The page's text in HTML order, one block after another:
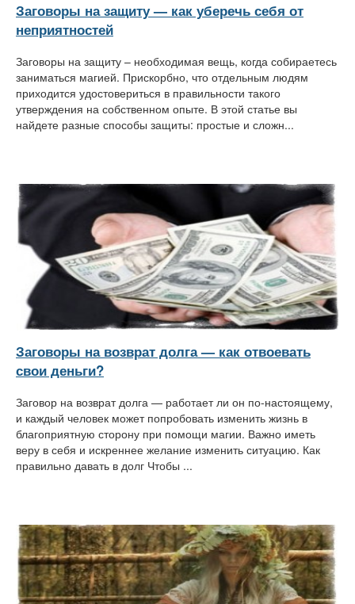
Заговоры на защиту — как уберечь себя от
неприятностей
Заговоры на защиту – необходимая вещь, когда собираетесь
заниматься магией. Прискорбно, что отдельным людям
приходится удостовериться в правильности такого
утверждения на собственном опыте. В этой статье вы
найдете разные способы защиты: простые и сложн...
Заговоры на возврат долга — как отвоевать
свои деньги?
Заговор на возврат долга — работает ли он по-настоящему,
и каждый человек может попробовать изменить жизнь в
благоприятную сторону при помощи магии. Важно иметь
веру в себя и искреннее желание изменить ситуацию. Как
правильно давать в долг Чтобы ...